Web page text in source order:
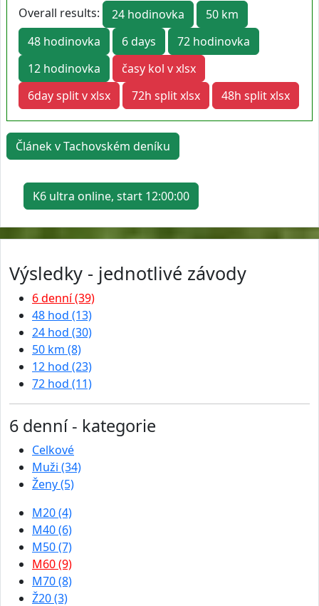
Overall results: 24 hodinovka
50 km
48 hodinovka
6 days
72 hodinovka
12 hodinovka
časy kol v xlsx
6day split v xlsx
72h split xlsx 48h split xlsx
Článek v Tachovském deníku
K6 ultra online, start 12:00:00
Výsledky - jednotlivé závody
6 denní (39)
48 hod (13)
24 hod (30)
50 km (8)
12 hod (23)
72 hod (11)
6 denní - kategorie
Celkové
Muži (34)
Ženy (5)
M20 (4)
M40 (6)
M50 (7)
M60 (9)
M70 (8)
Ž20 (3)